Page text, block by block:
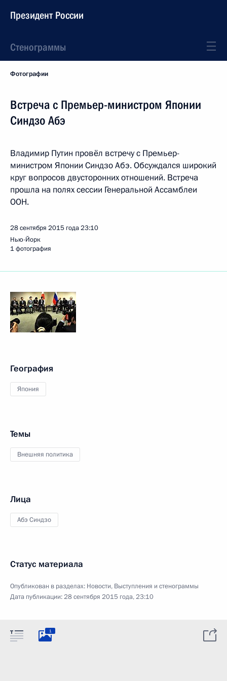
Президент России
Стенограммы
Фотографии
Встреча с Премьер-министром Японии
Синдзо Абэ
Владимир Путин провёл встречу с Премьер-
министром Японии Синдзо Абэ. Обсуждался широкий
круг вопросов двусторонних отношений. Встреча
прошла на полях сессии Генеральной Ассамблеи
ООН.
28 сентября 2015 года23:10
Нью-Йорк
1 фотография
География
Япония
Темы
Внешняя политика
Лица
Абэ Синдзо
Статус материала
Опубликован в разделах: Новости, Выступления и стенограммы
Дата публикации:28 сентября 2015 года, 23:10
1